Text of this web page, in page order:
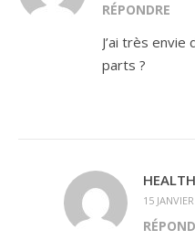
RÉPONDRE
J’ai très
parts ?
15